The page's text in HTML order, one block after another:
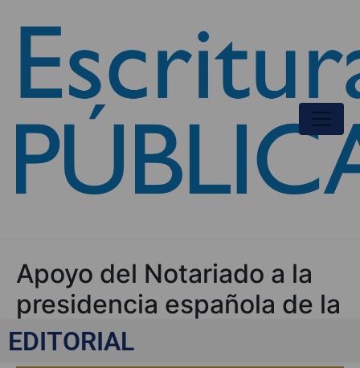
Apoyo del Notariado a la
presidencia española de la
Unión Europea
EDITORIAL
EDITORIAL